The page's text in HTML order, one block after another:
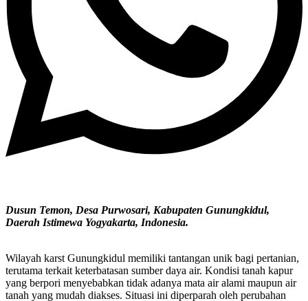
Dusun Temon, Desa Purwosari, Kabupaten Gunungkidul,
Daerah Istimewa Yogyakarta, Indonesia.
Wilayah karst Gunungkidul memiliki tantangan unik bagi pertanian,
terutama terkait keterbatasan sumber daya air. Kondisi tanah kapur
yang berpori menyebabkan tidak adanya mata air alami maupun air
tanah yang mudah diakses. Situasi ini diperparah oleh perubahan